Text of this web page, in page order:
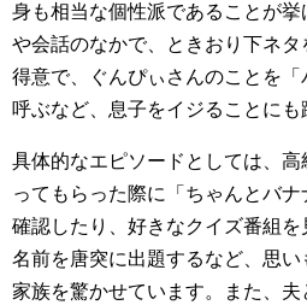
身も相当な個性派であることが
や会話のなかで、ときおり下ネ
得意で、ぐんぴぃさんのことを
呼ぶなど、息子をイジることにも
具体的なエピソードとしては、
ってもらった際に「ちゃんとバ
確認したり、好きなクイズ番組
名前を唐突に出題するなど、思
家族を驚かせています。また、